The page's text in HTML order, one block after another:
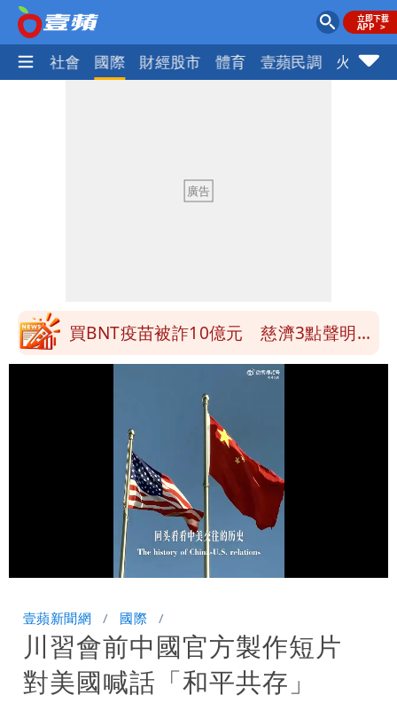
政治 社會 國際 財經股市 體育 壹蘋民調 火線話
當年缺疫苗缺快篩缺口罩 王鴻薇：陳時
很多謹慎判斷當時未被理解
買BNT疫苗被詐10億元 慈濟3點聲明：
「陳時中怎麼有臉發文」 李明璇：讓詐
團有機會詐騙慈濟的就是民進黨
營建署前處長收廠商百萬賄款 終判3年
8月將入監
當年缺疫苗缺快篩缺口罩 王鴻薇：陳時
中哪來勇氣要別人道歉
43.52%
壹蘋新聞網 國際
川習會前中國官方製作短片
對美國喊話「和平共存」